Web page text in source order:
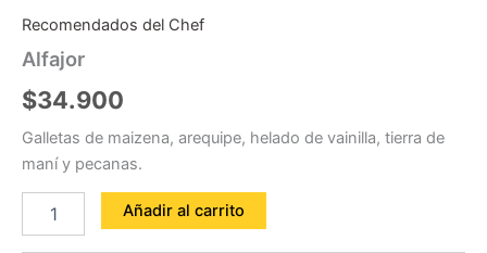
Recomendados del Chef
Alfajor
$34.900
Galletas de maizena, arequipe, helado de vainilla, tierra de
maní y pecanas.
Añadir al carrito